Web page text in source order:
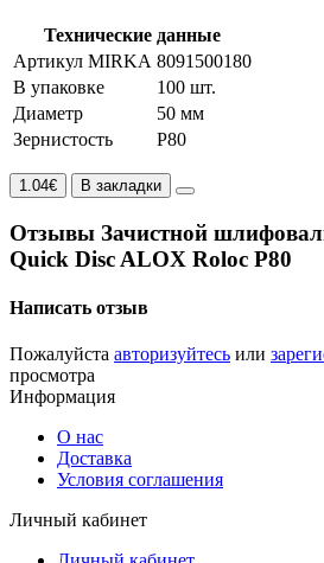
Технические данные
Артикул MIRKA 8091500180
В упаковке
100 шт.
Диаметр
50 мм
Зернистость
Р80
1.04€ В закладки
Отзывы Зачистной
Quick Disc ALOX Roloc P80
Написать отзыв
Пожалуйста авторизуйтесь или
просмотра
Информация
О нас
Доставка
Условия соглашения
Личный кабинет